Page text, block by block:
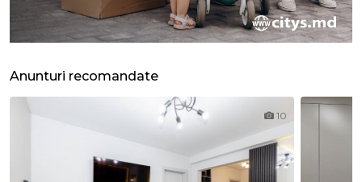
Anunturi recomandate
10